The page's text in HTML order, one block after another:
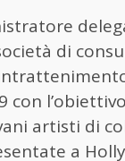
di
con
artisti di
a